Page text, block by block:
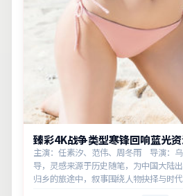
臻彩4K战争类型寒锋回响蓝光
主演：任素汐、范伟、周冬雨 导演：
导，灵感来源于历史随笔，为中国大陆
归乡的旅途中，叙事围绕人物抉择与时